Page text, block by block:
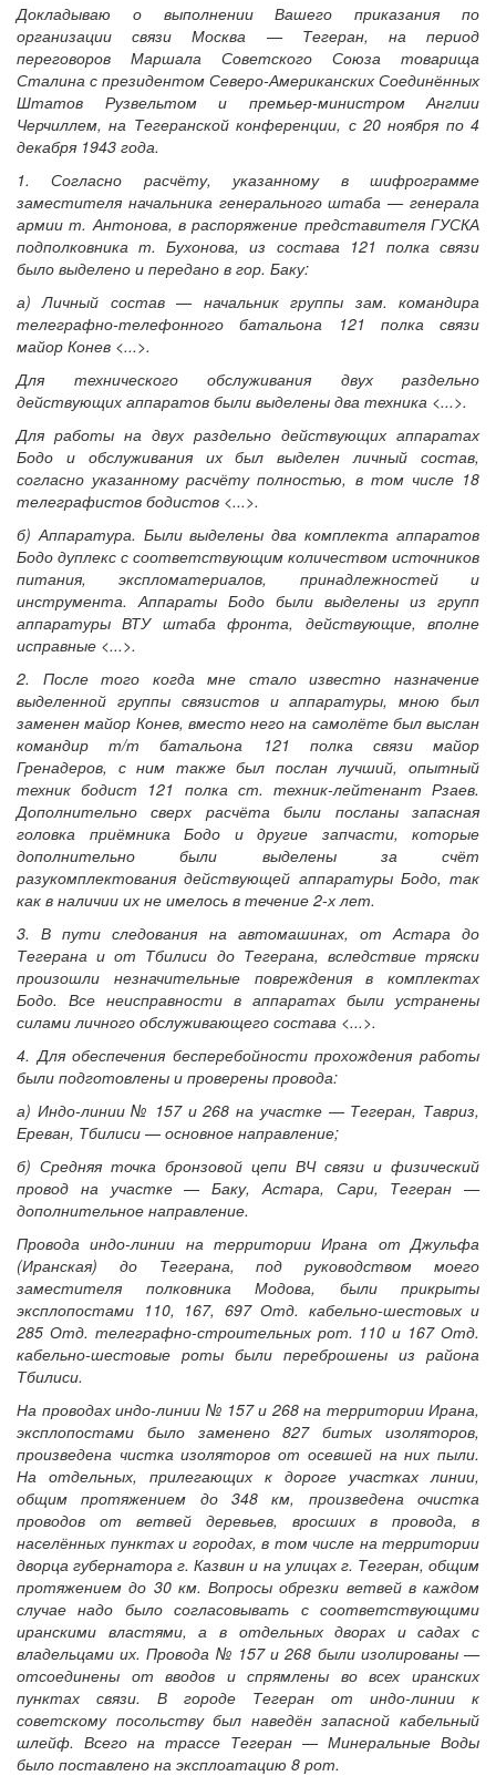
Докладываю о выполнении Вашего приказания по
организации связи Москва — Тегеран, на период
переговоров Маршала Советского Союза товарища
Сталина с президентом Северо-Американских Соединённых
Штатов Рузвельтом и премьер-министром Англии
Черчиллем, на Тегеранской конференции, с 20 ноября по 4
декабря 1943 года.
1. Согласно расчёту, указанному в шифрограмме
заместителя начальника генерального штаба — генерала
армии т. Антонова, в распоряжение представителя ГУСКА
подполковника т. Бухонова, из состава 121 полка связи
было выделено и передано в гор. Баку:
а) Личный состав — начальник группы зам. командира
телеграфно-телефонного батальона 121 полка связи
майор Конев <...>.
Для технического обслуживания двух раздельно
действующих аппаратов были выделены два техника <...>.
Для работы на двух раздельно действующих аппаратах
Бодо и обслуживания их был выделен личный состав,
согласно указанному расчёту полностью, в том числе 18
телеграфистов бодистов <...>.
б) Аппаратура. Были выделены два комплекта аппаратов
Бодо дуплекс с соответствующим количеством источников
питания, экспломатериалов, принадлежностей и
инструмента. Аппараты Бодо были выделены из групп
аппаратуры ВТУ штаба фронта, действующие, вполне
исправные <...>.
2. После того когда мне стало известно назначение
выделенной группы связистов и аппаратуры, мною был
заменен майор Конев, вместо него на самолёте был выслан
командир т/т батальона 121 полка связи майор
Гренадеров, с ним также был послан лучший, опытный
техник бодист 121 полка ст. техник-лейтенант Рзаев.
Дополнительно сверх расчёта были посланы запасная
головка приёмника Бодо и другие запчасти, которые
дополнительно были выделены за счёт
разукомплектования действующей аппаратуры Бодо, так
как в наличии их не имелось в течение 2-х лет.
3. В пути следования на автомашинах, от Астара до
Тегерана и от Тбилиси до Тегерана, вследствие тряски
произошли незначительные повреждения в комплектах
Бодо. Все неисправности в аппаратах были устранены
силами личного обслуживающего состава <...>.
4. Для обеспечения бесперебойности прохождения работы
были подготовлены и проверены провода:
а) Индо-линии № 157 и 268 на участке — Тегеран, Тавриз,
Ереван, Тбилиси — основное направление;
б) Средняя точка бронзовой цепи ВЧ связи и физический
провод на участке — Баку, Астара, Сари, Тегеран —
дополнительное направление.
Провода индо-линии на территории Ирана от Джульфа
(Иранская) до Тегерана, под руководством моего
заместителя полковника Модова, были прикрыты
эксплопостами 110, 167, 697 Отд. кабельно-шестовых и
285 Отд. телеграфно-строительных рот. 110 и 167 Отд.
кабельно-шестовые роты были переброшены из района
Тбилиси.
На проводах индо-линии № 157 и 268 на территории Ирана,
эксплопостами было заменено 827 битых изоляторов,
произведена чистка изоляторов от осевшей на них пыли.
На отдельных, прилегающих к дороге участках линии,
общим протяжением до 348 км, произведена очистка
проводов от ветвей деревьев, вросших в провода, в
населённых пунктах и городах, в том числе на территории
дворца губернатора г. Казвин и на улицах г. Тегеран, общим
протяжением до 30 км. Вопросы обрезки ветвей в каждом
случае надо было согласовывать с соответствующими
иранскими властями, а в отдельных дворах и садах с
владельцами их. Провода № 157 и 268 были изолированы —
отсоединены от вводов и спрямлены во всех иранских
пунктах связи. В городе Тегеран от индо-линии к
советскому посольству был наведён запасной кабельный
шлейф. Всего на трассе Тегеран — Минеральные Воды
было поставлено на эксплоатацию 8 рот.